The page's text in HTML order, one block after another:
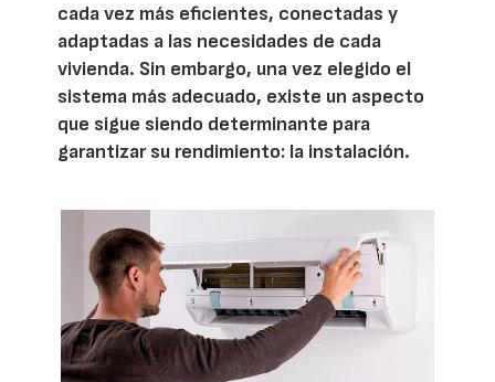
cada vez más eficientes, conectadas y
adaptadas a las necesidades de cada
vivienda. Sin embargo, una vez elegido el
sistema más adecuado, existe un aspecto
que sigue siendo determinante para
garantizar su rendimiento: la instalación.